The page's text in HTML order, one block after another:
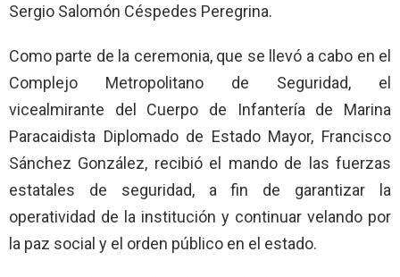
Sergio Salomón Céspedes Peregrina.
Como parte de la ceremonia, que se llevó a cabo en el
Complejo Metropolitano de Seguridad, el
vicealmirante del Cuerpo de Infantería de Marina
Paracaidista Diplomado de Estado Mayor, Francisco
Sánchez González, recibió el mando de las fuerzas
estatales de seguridad, a fin de garantizar la
operatividad de la institución y continuar velando por
la paz social y el orden público en el estado.